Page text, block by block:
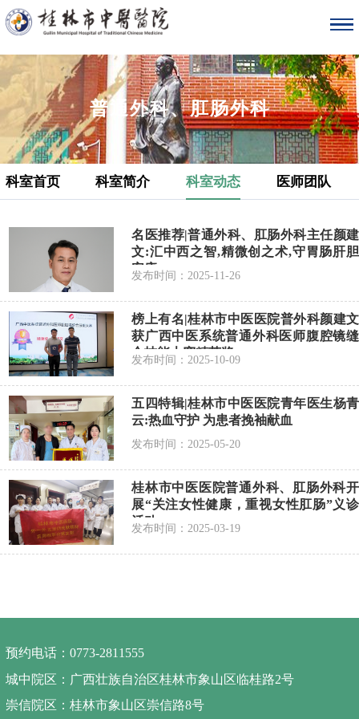
普通外科、肛肠外科
科室首页 科室简介 科室动态 医师团队
名医推荐|普通外科、肛肠外科主任颜建
文:汇中西之智,精微创之术,守胃肠肝胆
安康
发布时间：2025-11-26
榜上有名|桂林市中医医院普外科颜建文
获广西中医系统普通外科医师腹腔镜缝
合技能大赛精英奖
发布时间：2025-10-09
五四特辑|桂林市中医医院青年医生杨青
云:热血守护 为患者挽袖献血
发布时间：2025-05-20
桂林市中医医院普通外科、肛肠外科开
展“关注女性健康，重视女性肛肠”义诊
活动
发布时间：2025-03-19
预约电话：0773-2811555
城中院区：广西壮族自治区桂林市象山区临桂路2号
崇信院区：桂林市象山区崇信路8号